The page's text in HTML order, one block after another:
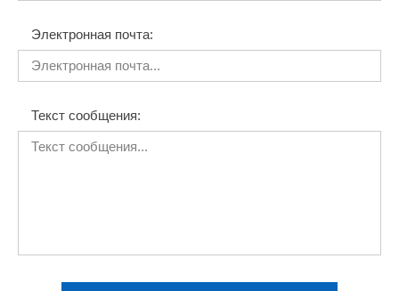
Электронная почта:
Текст сообщения: